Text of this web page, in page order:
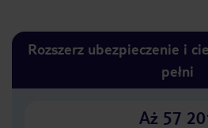
Rozszerz ubezpieczenie i
pełni
Aż 57